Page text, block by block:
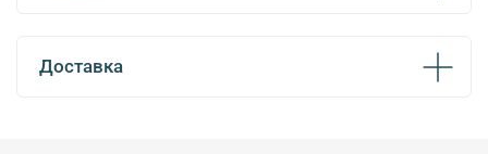
Доставка